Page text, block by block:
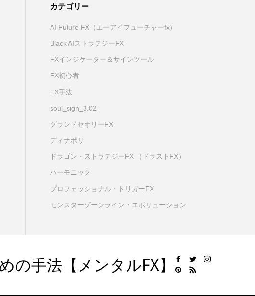
カテゴリー
AI Future FX（エーアイフューチャーfx）
Black AIストラテジーFX
FXインジケーター＆サインツール
FX初心者
FX手法
soul_sign_3.02
グランドセオリーFX
ディナポリ
ドラゴン・ストラテジーFX （ドラストFX）
ハーモニック
プロフェッショナル・トリガーFX
モンスターゾーンライン・エボリューション
の手法【メンタルFX】